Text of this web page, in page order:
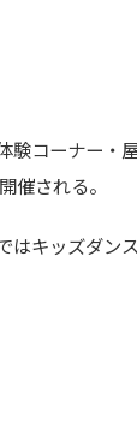
験コーナー・
催される。
はキッズダン